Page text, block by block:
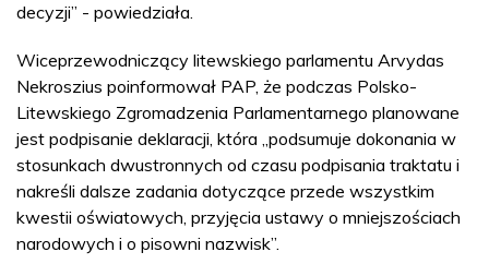
decyzji” - powiedziała.
Wiceprzewodniczący litewskiego parlamentu Arvydas
Nekroszius poinformował PAP, że podczas Polsko-
Litewskiego Zgromadzenia Parlamentarnego planowane
jest podpisanie deklaracji, która „podsumuje dokonania w
stosunkach dwustronnych od czasu podpisania traktatu i
nakreśli dalsze zadania dotyczące przede wszystkim
kwestii oświatowych, przyjęcia ustawy o mniejszościach
narodowych i o pisowni nazwisk”.